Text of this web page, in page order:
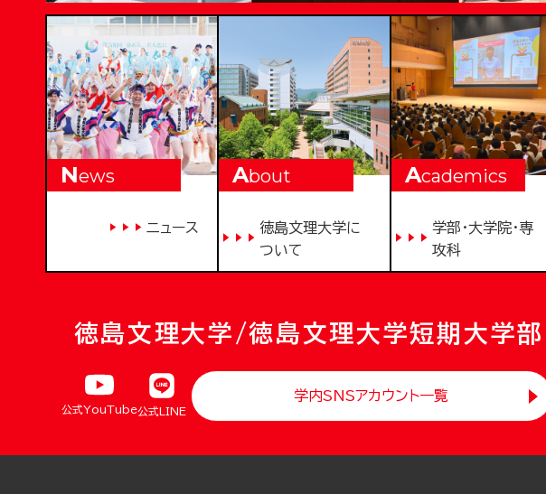
News
ニュース
About
徳島文理大学に
ついて
Academics
学部・大学院・専
攻科
徳島文理大学/徳島文理大学短期大学部
公式YouTube公式LINE
学内SNSアカウント一覧